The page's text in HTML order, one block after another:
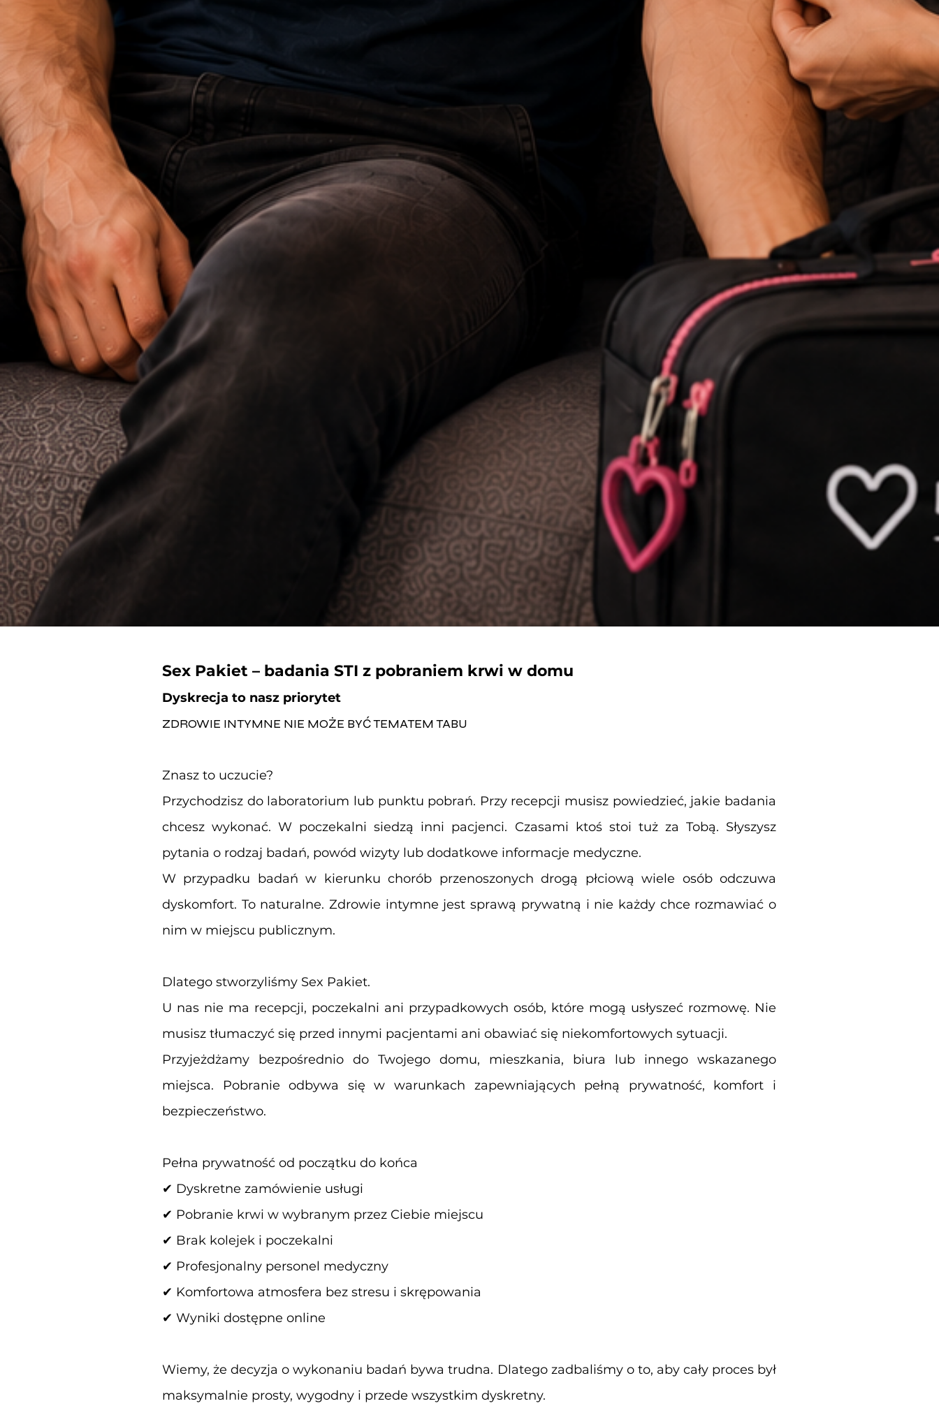
Sex Pakiet – badania STI z pobraniem krwi w domu
Dyskrecja to nasz priorytet
ZDROWIE INTYMNE NIE MOŻE BYĆ TEMATEM TABU
Znasz to uczucie?
Przychodzisz do laboratorium lub punktu pobrań. Przy recepcji musisz powiedzieć, jakie badania
chcesz wykonać. W poczekalni siedzą inni pacjenci. Czasami ktoś stoi tuż za Tobą. Słyszysz
pytania o rodzaj badań, powód wizyty lub dodatkowe informacje medyczne.
W przypadku badań w kierunku chorób przenoszonych drogą płciową wiele osób odczuwa
dyskomfort. To naturalne. Zdrowie intymne jest sprawą prywatną i nie każdy chce rozmawiać o
nim w miejscu publicznym.
Dlatego stworzyliśmy Sex Pakiet.
U nas nie ma recepcji, poczekalni ani przypadkowych osób, które mogą usłyszeć rozmowę. Nie
musisz tłumaczyć się przed innymi pacjentami ani obawiać się niekomfortowych sytuacji.
Przyjeżdżamy bezpośrednio do Twojego domu, mieszkania, biura lub innego wskazanego
miejsca. Pobranie odbywa się w warunkach zapewniających pełną prywatność, komfort i
bezpieczeństwo.
Pełna prywatność od początku do końca
✔ Dyskretne zamówienie usługi
✔ Pobranie krwi w wybranym przez Ciebie miejscu
✔ Brak kolejek i poczekalni
✔ Profesjonalny personel medyczny
✔ Komfortowa atmosfera bez stresu i skrępowania
✔ Wyniki dostępne online
Wiemy, że decyzja o wykonaniu badań bywa trudna. Dlatego zadbaliśmy o to, aby cały proces był
maksymalnie prosty, wygodny i przede wszystkim dyskretny.